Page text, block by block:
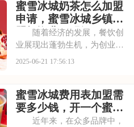
赖。加盟古茗，你将获得一个
成熟、有潜力的商业机会。本
文将为你揭秘加盟古茗
蜜雪冰城奶茶怎么加盟
申请，蜜雪冰城乡镇加
盟投资费用明细
随着经济的发展，餐饮创
业展现出蓬勃生机，为创业者
们提供了诸多机遇。蜜雪冰城
能详的品牌。它坚持为大众提
供高性价比产品，深受不同年
龄段人群喜爱。下面
2025-06-21 17:56:13
蜜雪冰城费用表加盟需
要多少钱，开一个蜜雪
冰城大概需要多少资金
近年来，在众多品牌中，